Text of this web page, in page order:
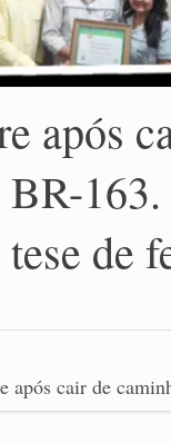
após
tese de
após cair de